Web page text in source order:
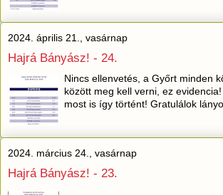
2024. április 21., vasárnap
Hajrá Bányász! - 24.
Nincs ellenvetés, a Győrt minden
között meg kell verni, ez
most is így történt! Gratulálok
2024. március 24., vasárnap
Hajrá Bányász! - 23.